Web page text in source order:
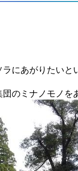
にあがりたいと
のミナノモノを